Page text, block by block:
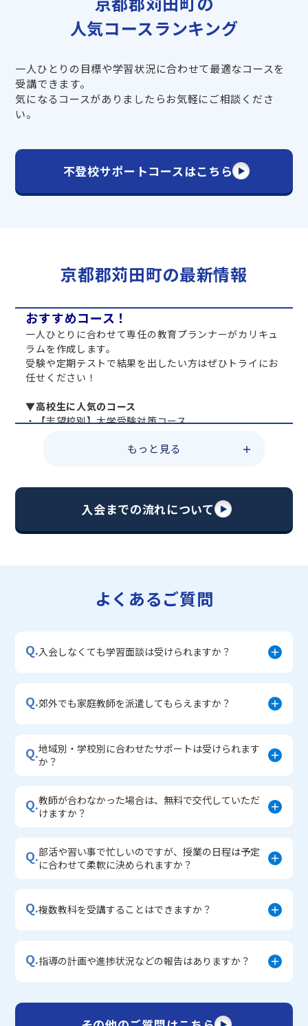
人気コースランキング
一人ひとりの目標や学習状況に合わせて最適なコースを
受講できます。
気になるコースがありましたらお気軽にご相談くださ
い。
不登校サポートコースはこちら
京都郡苅田町の最新情報
おすすめコース！
一人ひとりに合わせて専任の教育プランナーがカリキュ
ラムを作成します。
受験や定期テストで結果を出したい方はぜひトライにお
任せください！
▼高校生に人気のコース
・【志望校別】大学受験対策コース
・総合型選抜直前対策コース
・【志望校別】公立・私立高校受験対策コース
・宿題サポートコース
・学習習慣定着コース
もっと見る
入会までの流れについて
よくあるご質問
Q.入会しなくても学習面談は受けられますか？
Q.郊外でも家庭教師を派遣してもらえますか？
Q.地域別・学校別に合わせたサポートは受けられます
か？
Q.教師が合わなかった場合は、無料で交代していただ
けますか？
Q.部活や習い事で忙しいのですが、授業の日程は予定
に合わせて柔軟に決められますか？
Q.複数教科を受講することはできますか？
Q.指導の計画や進捗状況などの報告はありますか？